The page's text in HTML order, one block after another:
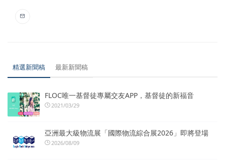
精選新聞稿 最新新聞稿
FLOC唯一基督徒專屬交友APP，基督徒的新福音
2021/03/29
亞洲最大級物流展「國際物流綜合展2026」即將登場
2026/08/09